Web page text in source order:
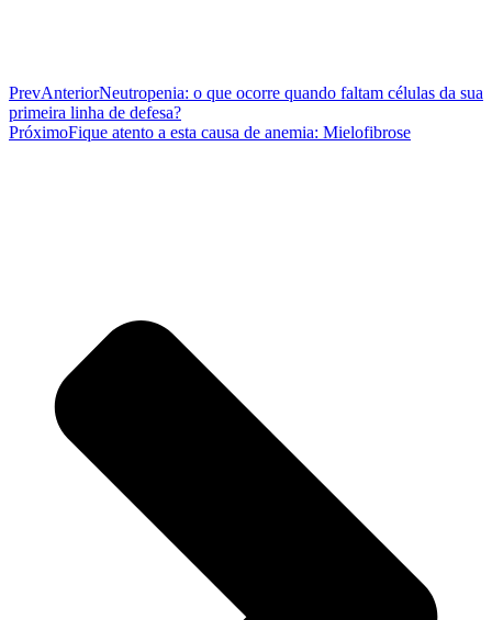
PrevAnteriorNeutropenia: o que ocorre quando faltam células da sua
primeira linha de defesa?
PróximoFique atento a esta causa de anemia: Mielofibrose